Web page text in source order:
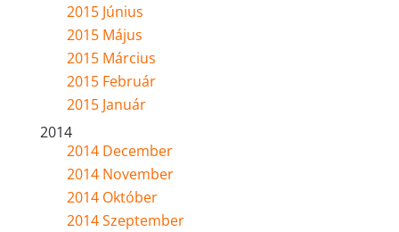
2015 Június
2015 Május
2015 Március
2015 Február
2015 Január
2014
2014 December
2014 November
2014 Október
2014 Szeptember